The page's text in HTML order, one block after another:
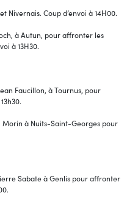
Nivernais. Coup d’envoi à 14H00.
à Autun, pour affronter les
à 13H30.
Faucillon, à Tournus, pour
Morin à Nuits-Saint-Georges pour
Sabate à Genlis pour affronter